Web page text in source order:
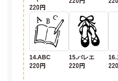
220円
14.ABC
220円
15.バレエ
220円
16.